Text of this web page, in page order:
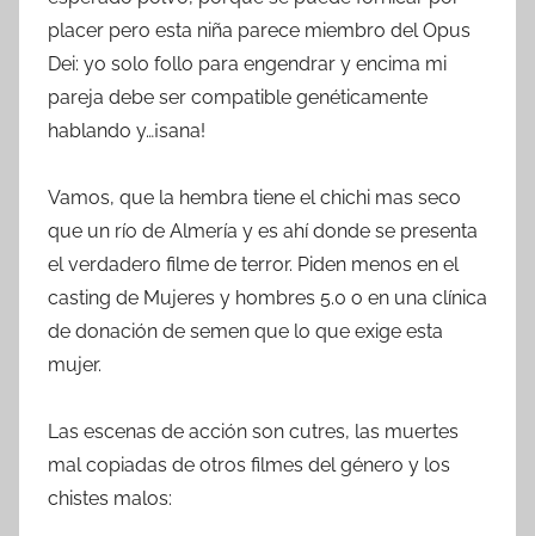
placer pero esta niña parece miembro del Opus
Dei: yo solo follo para engendrar y encima mi
pareja debe ser compatible genéticamente
hablando y…¡sana!
Vamos, que la hembra tiene el chichi mas seco
que un río de Almería y es ahí donde se presenta
el verdadero filme de terror. Piden menos en el
casting de Mujeres y hombres 5.0 o en una clínica
de donación de semen que lo que exige esta
mujer.
Las escenas de acción son cutres, las muertes
mal copiadas de otros filmes del género y los
chistes malos: